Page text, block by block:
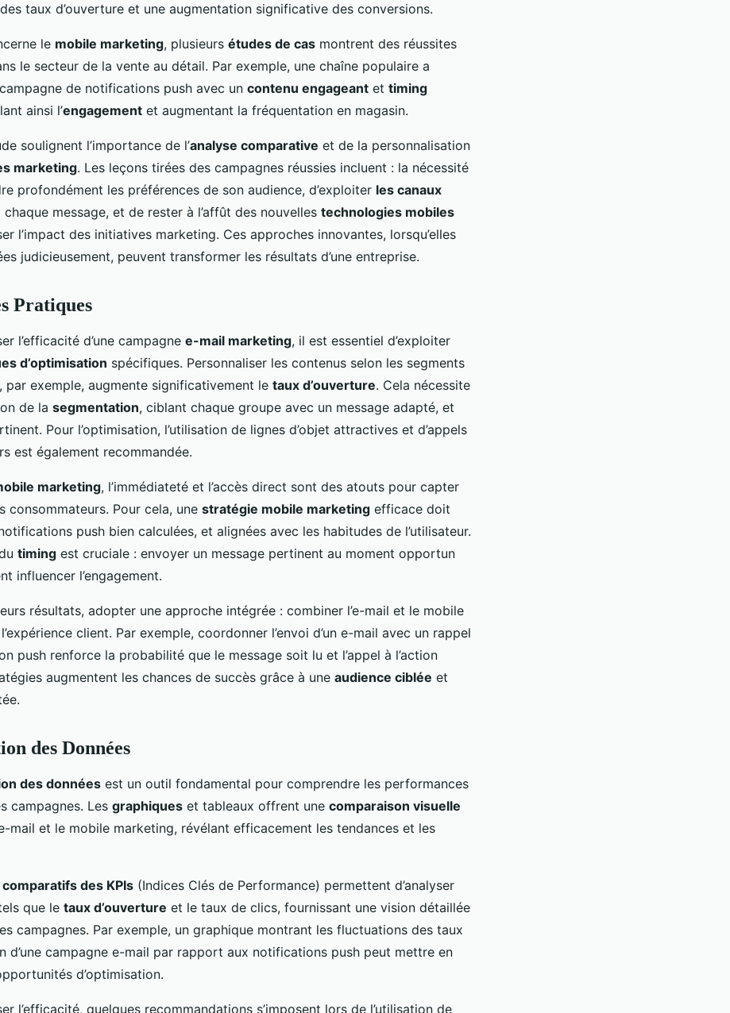
taux d’ouverture et une augmentation significative des conversions.
le mobile marketing, plusieurs études de cas montrent des réussites
le secteur de la vente au détail. Par exemple, une chaîne populaire a
de notifications push avec un contenu engageant et timing
ainsi l’engagement et augmentant la fréquentation en magasin.
soulignent l’importance de l’analyse comparative et de la personnalisation
marketing. Les leçons tirées des campagnes réussies incluent : la nécessité
profondément les préférences de son audience, d’exploiter les canaux
chaque message, et de rester à l’affût des nouvelles technologies mobiles
l’impact des initiatives marketing. Ces approches innovantes, lorsqu’elles
judicieusement, peuvent transformer les résultats d’une entreprise.
Pratiques
l’efficacité d’une campagne e-mail marketing, il est essentiel d’exploiter
d’optimisation spécifiques. Personnaliser les contenus selon les segments
par exemple, augmente significativement le taux d’ouverture. Cela nécessite
de la segmentation, ciblant chaque groupe avec un message adapté, et
Pour l’optimisation, l’utilisation de lignes d’objet attractives et d’appels
est également recommandée.
marketing, l’immédiateté et l’accès direct sont des atouts pour capter
consommateurs. Pour cela, une stratégie mobile marketing efficace doit
push bien calculées, et alignées avec les habitudes de l’utilisateur.
timing est cruciale : envoyer un message pertinent au moment opportun
influencer l’engagement.
résultats, adopter une approche intégrée : combiner l’e-mail et le mobile
client. Par exemple, coordonner l’envoi d’un e-mail avec un rappel
push renforce la probabilité que le message soit lu et l’appel à l’action
augmentent les chances de succès grâce à une audience ciblée et
des Données
des données est un outil fondamental pour comprendre les performances
campagnes. Les graphiques et tableaux offrent une comparaison visuelle
mail et le mobile marketing, révélant efficacement les tendances et les
des KPIs (Indices Clés de Performance) permettent d’analyser
que le taux d’ouverture et le taux de clics, fournissant une vision détaillée
campagnes. Par exemple, un graphique montrant les fluctuations des taux
d’une campagne e-mail par rapport aux notifications push peut mettre en
d’optimisation.
l’efficacité, quelques recommandations s’imposent lors de l’utilisation de